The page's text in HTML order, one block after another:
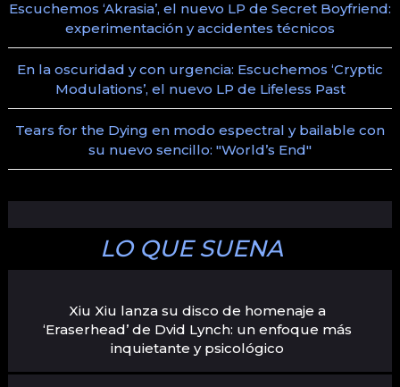
Escuchemos ‘Akrasia’, el nuevo LP de Secret Boyfriend:
experimentación y accidentes técnicos
En la oscuridad y con urgencia: Escuchemos ‘Cryptic
Modulations’, el nuevo LP de Lifeless Past
Tears for the Dying en modo espectral y bailable con
su nuevo sencillo: "World’s End"
LO QUE SUENA
Xiu Xiu lanza su disco de homenaje a
‘Eraserhead’ de Dvid Lynch: un enfoque más
inquietante y psicológico